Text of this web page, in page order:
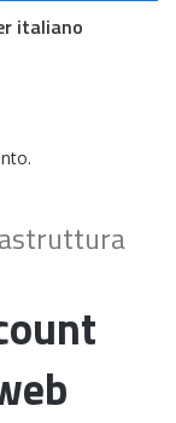
italiano